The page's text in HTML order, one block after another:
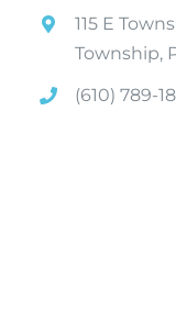
115 E
Township,
(610) 789-